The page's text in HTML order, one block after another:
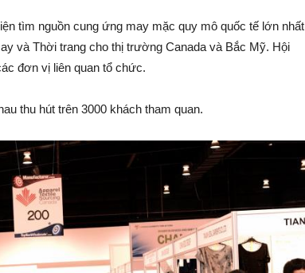
tìm nguồn cung ứng may mặc quy mô quốc tế lớn nhất
và Thời trang cho thị trường Canada và Bắc Mỹ. Hội
đơn vị liên quan tổ chức.
thu hút trên 3000 khách tham quan.